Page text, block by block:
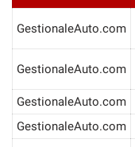
GestionaleAuto.com
GestionaleAuto.com
GestionaleAuto.com
GestionaleAuto.com